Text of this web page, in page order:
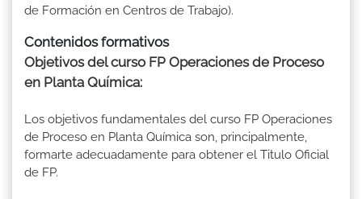
de Formación en Centros de Trabajo).
Contenidos formativos
Objetivos del curso FP Operaciones de Proceso
en Planta Química:
Los objetivos fundamentales del curso FP Operaciones
de Proceso en Planta Química son, principalmente,
formarte adecuadamente para obtener el Titulo Oficial
de FP.